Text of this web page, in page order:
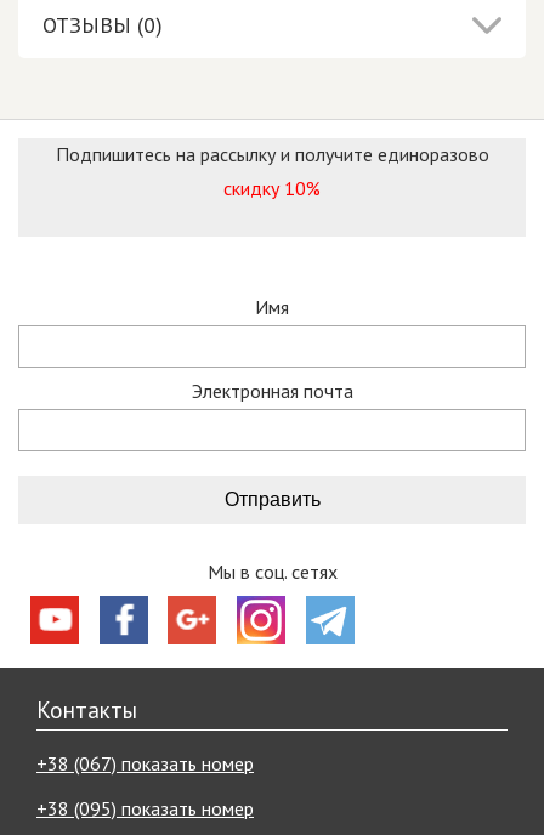
ОТЗЫВЫ (0)
Подпишитесь на рассылку и получите единоразово
скидку 10%
Имя
Электронная почта
Мы в соц. сетях
Контакты
+38 (067) показать номер
+38 (095) показать номер